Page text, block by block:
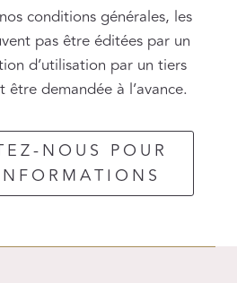
conditions générales, les
pas être éditées par un
d’utilisation par un tiers
demandée à l’avance.
NOUS POUR